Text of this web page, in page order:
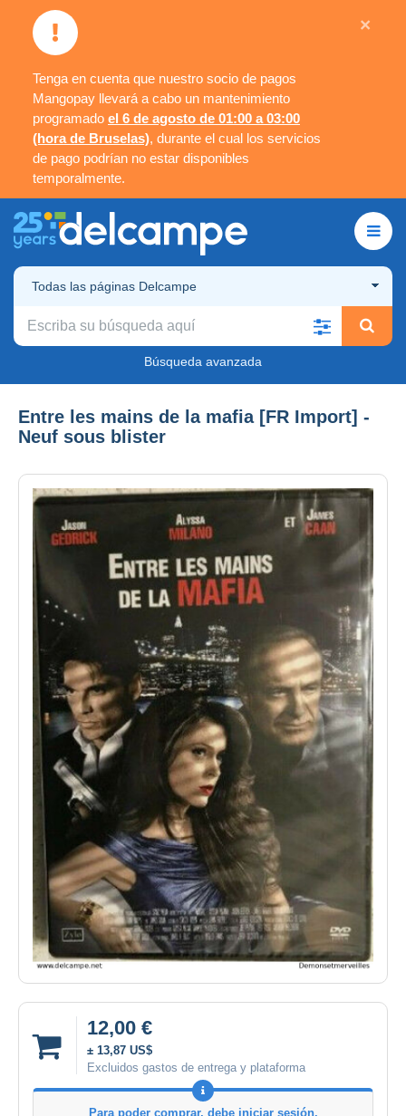
Tenga en cuenta que nuestro socio de pagos
Mangopay llevará a cabo un mantenimiento
programado el 6 de agosto de 01:00 a 03:00
(hora de Bruselas), durante el cual los servicios
de pago podrían no estar disponibles
temporalmente.
×
Todas las páginas Delcampe
Búsqueda avanzada
Entre les mains de la mafia [FR Import] -
Neuf sous blister
12,00 €
± 13,87 US$
Excluidos gastos de entrega y plataforma
Para poder comprar, debe iniciar sesión.